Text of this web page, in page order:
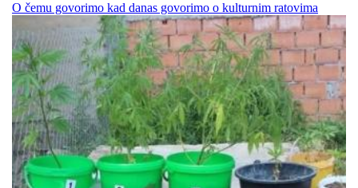
O čemu govorimo kad danas govorimo o kulturnim ratovima